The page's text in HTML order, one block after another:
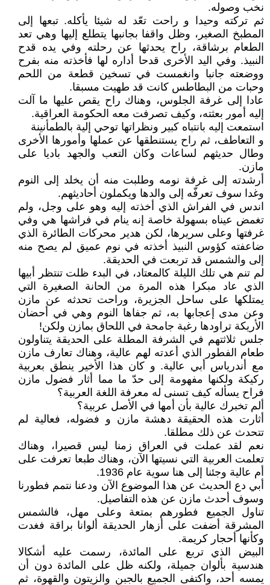
نخب وصوله.
ثم تركته وحيدا و راحت تعّد له شيئا يأكله. تبعها إلى
المطبخ الصغير، وظل واقفا بجانبها يتطلع إليها وهي تعد
الطعام برشاقة، راح يحدثها عن رحلته وفي يده قدح
النبيذ. وفي اليد الأخرى قدحا أداره لها فأخذته منه بفرح
ووضعته جانبا وانغمست في تسخين قطعة من اللحم
وحبات من البطاطس كانت قد طهيت مسبقا.
عادا إلى غرفة الجلوس، وهناك راح يقص عليها ما آلت
إليه أمور بعثته، وكيف تصرفت معه الحكومة العراقية.
استمعت إليه بانتباه كبير ونظراتها توحي إلية بالطمأنينة
و التعاطف، ثم راح يستنطقها عن عملها وأمورها الأخرى
وطال حديثهم لساعات وكان التعب والجهد باديا على
مازن.
أرشدته إلى غرفة نومه وطلبت منه أن يخلد إلى النوم
وغدا سوف تعرفّه إلى والدها ويكملون أحاديثهم.
اندس في الفراش الذي أخذته إليه وهو على وجل، ولم
تغمض عيناه بسهولة خاصة إنه ينام في فراشها هي وفي
غرفتها وعلى سريرها، لكن هدير محركات الطائرة الذي
ضاعفته كؤوس النبيذ أخذته في نوم عميق لم يصح منه
إلى والشمس قد تربعت في الحديقة.
لم تنم هي تلك الليلة كالمعتاد، في البدء ظلت تنتظر أبيها
الذي عاد مبكرا هذه المرة من الحانة الصغيرة التي
يمتلكها على ساحل الجزيرة، وراحت تحدثه عن مازن
وعن مدى إعجابها به، ثم جفاها النوم وهي في أحضان
الأريكة تراودها رغبة جامحة في اللحاق بمازن ولكن!
جلس ثلاثتهم في الشرفة المطلة على الحديقة يتناولون
طعام الفطور الذي أعدته لهم عالية، وهناك تعارف مازن
مع أندرياس أبي عالية. و كان هذا الأخير ينطق بعربية
ركيكة ولكنها مفهومة إلى حدّ ما مما أثار فضول مازن
فراح يسأله كيف تسنى له معرفة اللغة العربية؟
ألم تخبرك عالية بأن أمها في الأصل عربية؟
أثارت هذه الحقيقة دهشة مازن و فضوله، فعالية لم
تتحدث عن ذلك مطلقا.
نعم لقد عملت في العراق زمنا ليس قصيرا، وهناك
تعلمت العربية التي نسيتها الآن، وهناك طبعا تعرفت على
أم عالية وجئنا إلى هنا سوية عام 1936.
أبي دع الحديث عن هذا الموضوع الآن ودعنا نتمم فطورنا
وسوف أحدث مازن عن هذه التفاصيل.
تناول الجميع فطورهم بمتعة وعلى مهل، فالشمس
المشرقة أضفت على أزهار الحديقة ألوانا براقة فغدت
وكأنها أحجار كريمة.
البيض الذي تربع على المائدة، رسمت عليه أشكالا
هندسية بألوان جميلة، ولكنه ظل على المائدة دون أن
يمسه أحد، واكتفى الجميع بالجبن والزيتون والقهوة، ثم